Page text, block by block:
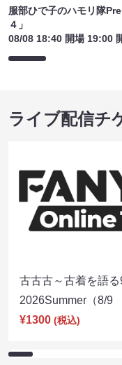
服部ひで子のハモリ隊
４」
08/08 18:40 開場 19:00
ライブ配信チ
古古古～古着を語る
2026Summer（8/9
¥1300 (税込)